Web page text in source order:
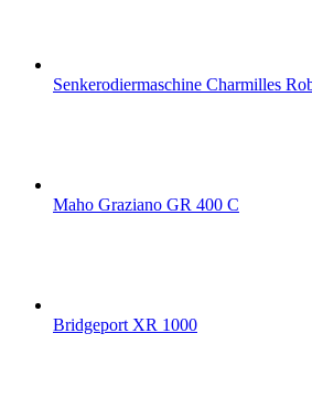
Senkerodiermaschine Charmilles
Maho Graziano GR 400 C
Bridgeport XR 1000